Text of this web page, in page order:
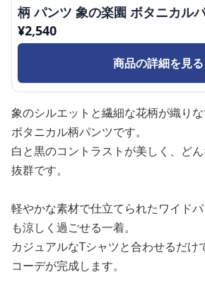
柄 パンツ 象の楽園 ボタニカル
¥2,540
商品の詳細を見る
象のシルエットと繊細な花柄が織り
ボタニカル柄パンツです。
白と黒のコントラストが美しく、ど
抜群です。
軽やかな素材で仕立てられたワイド
も涼しく過ごせる一着。
カジュアルなTシャツと合わせるだけ
コーデが完成します。